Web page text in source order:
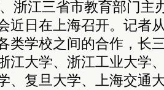
浙江三省市教育部门主
近日在上海召开。记者
类学校之间的合作，长
江大学、浙江工业大学
、复旦大学、上海交通